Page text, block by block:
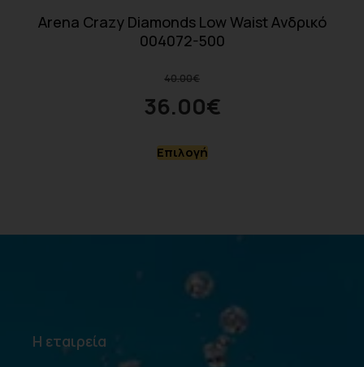
Arena Crazy Diamonds Low Waist Aνδρικό
004072-500
40.00€
36.00€
Επιλογή
Η εταιρεία